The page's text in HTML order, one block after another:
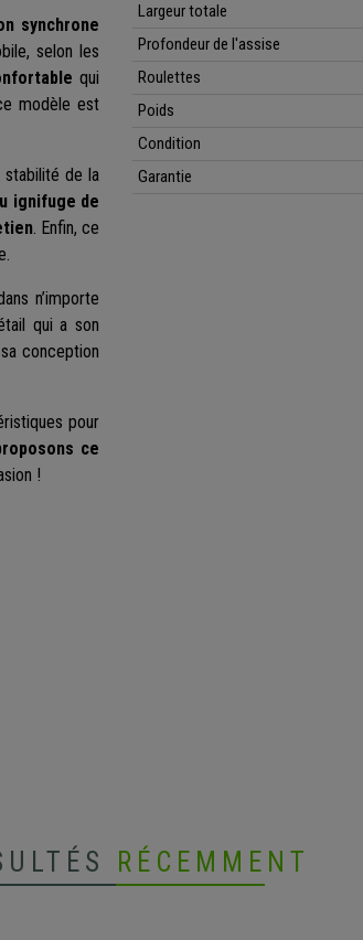
synchrone
selon les
qui
modèle est
stabilité de la
ignifuge de
. Enfin, ce
n’importe
qui a son
conception
pour
ce
!
Largeur totale
Profondeur de l'assise
Roulettes
Poids
Condition
Garantie
RÉCEMMENT